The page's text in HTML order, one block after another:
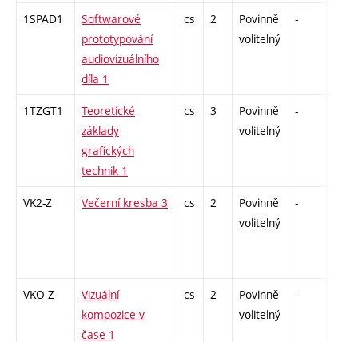
1SPAD1
Softwarové
prototypování
audiovizuálního
díla 1
cs 2
Povinně
volitelný
-
1TZGT1
Teoretické
základy
grafických
technik 1
cs 3
Povinně
volitelný
-
VK2-Z Večerní kresba 3 cs 2
Povinně
volitelný
-
VKO-Z
Vizuální
kompozice v
čase 1
cs 2
Povinně
volitelný
-